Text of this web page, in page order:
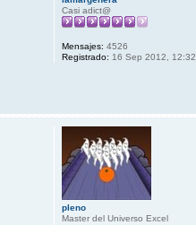
Casi adict@
Mensajes: 4526
Registrado: 16 Sep 2012, 12:32
pleno
Master del Universo Excel